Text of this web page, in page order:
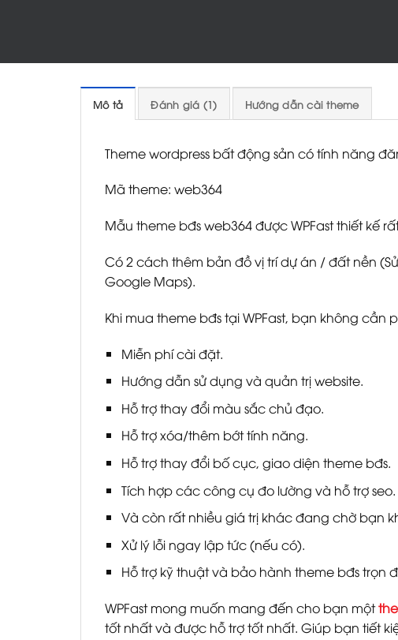
Mô tả Đánh giá (1) Hướng dẫn cài theme
Theme wordpress bất động sản có tính năng
Mã theme: web364
Mẫu theme bđs web364 được WPFast thiết kế
Có 2 cách thêm bản đồ vị trí dự án / đất nền
Google Maps).
Khi mua theme bđs tại WPFast, bạn không cần
Miễn phí cài đặt.
Hướng dẫn sử dụng và quản trị website.
Hỗ trợ thay đổi màu sắc chủ đạo.
Hỗ trợ xóa/thêm bớt tính năng.
Hỗ trợ thay đổi bố cục, giao diện theme bđs.
Tích hợp các công cụ đo lường và hỗ trợ seo.
Và còn rất nhiều giá trị khác đang chờ bạn
Xử lý lỗi ngay lập tức (nếu có).
Hỗ trợ kỹ thuật và bảo hành theme bđs trọn
WPFast mong muốn mang đến cho bạn một
tốt nhất và được hỗ trợ tốt nhất. Giúp bạn tiết